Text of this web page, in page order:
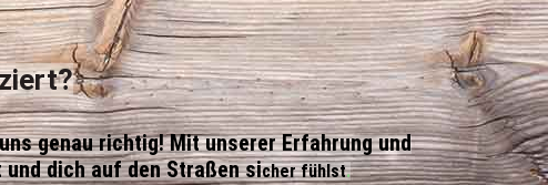
genau richtig! Mit unserer Erfahrung und
dich auf den Straßen sicher fühlst.